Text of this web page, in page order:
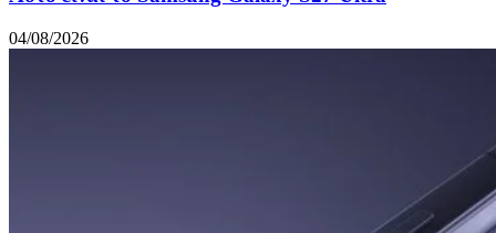
04/08/2026